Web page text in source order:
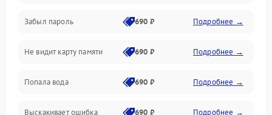
Экран (дисплей)
Связь
Разговор (микрофон, динамик)
Забыл пароль 690 ₽ Подробнее →
Не видит карту памяти 690 ₽ Подробнее →
Попала вода 690 ₽ Подробнее →
Выскакивает ошибка 690 ₽ Подробнее →